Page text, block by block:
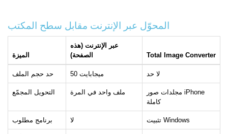
المحوّل عبر الإنترنت مقابل سطح المكتب
الميزة
عبر الإنترنت (هذه
الصفحة)
Total Image Converter
حد حجم الملف 50 ميجابايت لا حد
التحويل المجمّع ملف واحد في المرة
مجلدات صور iPhone
كاملة
برنامج مطلوب لا تثبيت Windows